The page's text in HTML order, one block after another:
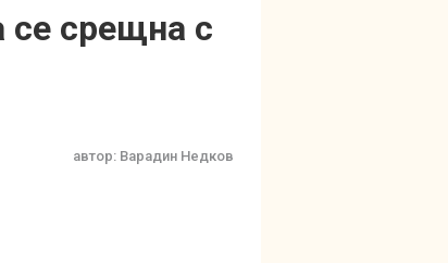
се срещна с
автор: Варадин Недков